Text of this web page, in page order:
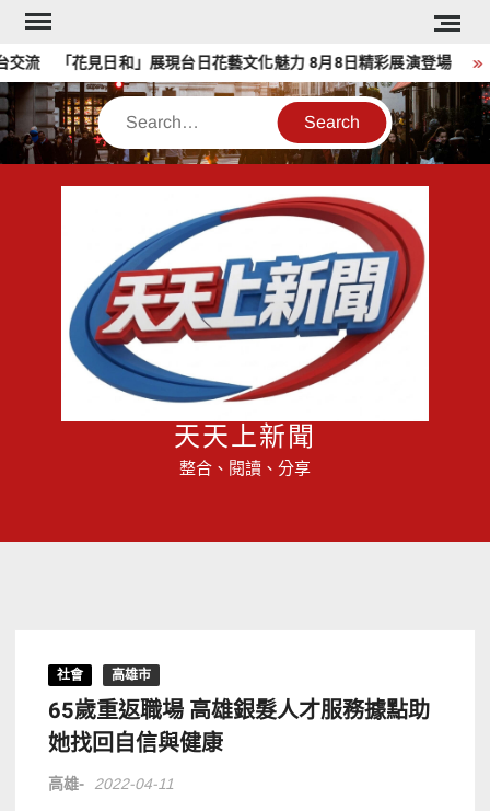
Skip
content
流 「花見日和」展現台日花藝文化魅力 8月8日精彩展演登場
Search
天天上新聞
整合、閱讀、分享
社會 高雄市
65歲重返職場 高雄銀髮人才服務據點助
她找回自信與健康
高雄- 2022-04-11